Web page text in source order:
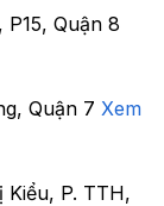
Quận 8
Quận 7 Xem
P. TTH,